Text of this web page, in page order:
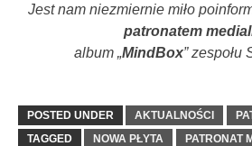
Jest nam niezmiernie miło
patronatem
album „MindBox” zespołu
POSTED UNDER AKTUALNOŚCI
TAGGED
NOWA PŁYTA
PATRONAT